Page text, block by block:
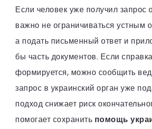
Если человек уже получил запрос
важно не ограничиваться устным
а подать письменный ответ и
бы часть документов. Если
формируется, можно сообщить
запрос в украинский орган уже
подход снижает риск
помогает сохранить помощь